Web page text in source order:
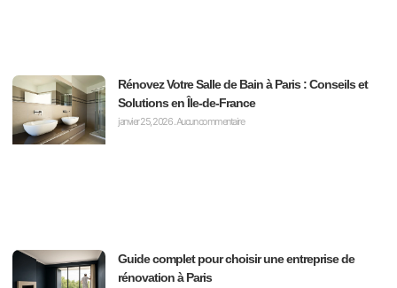
Rénovez Votre Salle de Bain à Paris : Conseils et
Solutions en Île-de-France
janvier 25, 2026Aucun commentaire
Guide complet pour choisir une entreprise de
rénovation à Paris